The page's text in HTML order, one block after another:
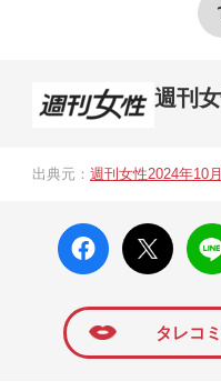
週刊
母”が抱える400万円超の“借
出典元： 週刊女性2024年10
faceboo
k いい
ね
X ポス
ト
LINE
タレコ